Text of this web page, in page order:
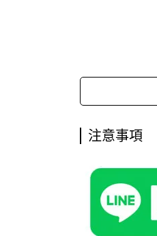
注意事項